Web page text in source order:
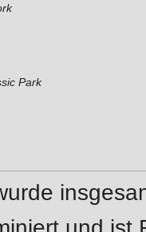
Park